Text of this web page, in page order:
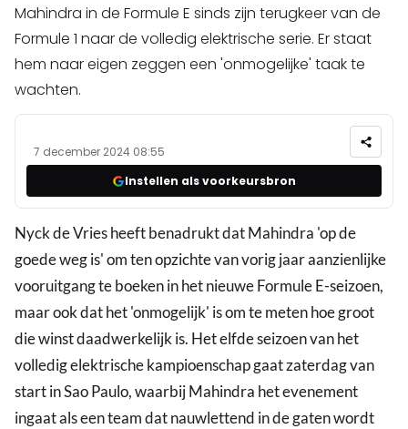
Mahindra in de Formule E sinds zijn terugkeer van de
Formule 1 naar de volledig elektrische serie. Er staat
hem naar eigen zeggen een 'onmogelijke' taak te
wachten.
7 december 2024 08:55
Instellen als voorkeursbron
Nyck de Vries heeft benadrukt dat Mahindra 'op de
goede weg is' om ten opzichte van vorig jaar aanzienlijke
vooruitgang te boeken in het nieuwe Formule E-seizoen,
maar ook dat het 'onmogelijk' is om te meten hoe groot
die winst daadwerkelijk is. Het elfde seizoen van het
volledig elektrische kampioenschap gaat zaterdag van
start in Sao Paulo, waarbij Mahindra het evenement
ingaat als een team dat nauwlettend in de gaten wordt